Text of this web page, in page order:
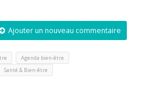
Ajouter un nouveau commentaire
Agenda bien-être
Santé & Bien-être